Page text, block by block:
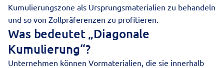
Kumulierungszone als Ursprungsmaterialien zu behandeln
und so von Zollpräferenzen zu profitieren.
Was bedeutet „Diagonale
Kumulierung“?
Unternehmen können Vormaterialien, die sie innerhalb